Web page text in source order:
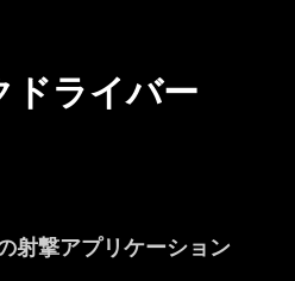
ドライバー
撃アプリケーション